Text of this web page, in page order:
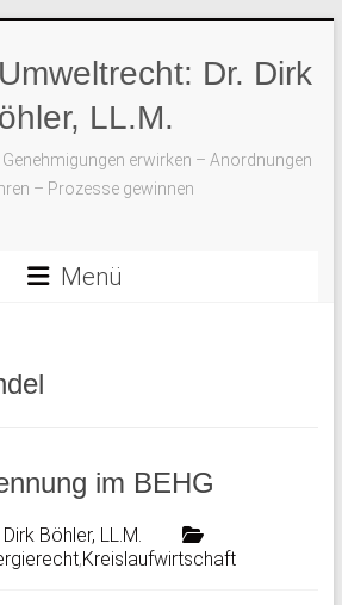
Dr. Dirk
LL.M.
erwirken – Anordnungen
– Prozesse gewinnen
Menü
im BEHG
Böhler, LL.M.
,Kreislaufwirtschaft